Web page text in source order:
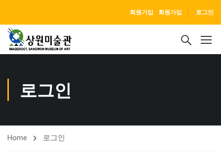
회원가입 로그인
회원가입
로그인
Home 로그인